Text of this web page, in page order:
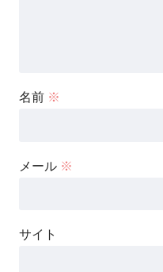
名前 ※
メール ※
サイト